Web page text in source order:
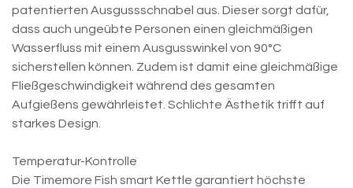
patentierten Ausgussschnabel aus. Dieser sorgt dafür,
dass auch ungeübte Personen einen gleichmäßigen
Wasserfluss mit einem Ausgusswinkel von 90°C
sicherstellen können. Zudem ist damit eine gleichmäßige
Fließgeschwindigkeit während des gesamten
Aufgießens gewährleistet. Schlichte Ästhetik trifft auf
starkes Design.
Temperatur-Kontrolle
Die Timemore Fish smart Kettle garantiert höchste